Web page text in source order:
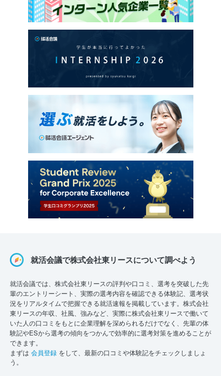
就活会議で株式会社東リースについて調べよう
就活会議では、株式会社東リースの評判や口コミ、選考を突破した先
輩のエントリーシート、実際の選考内容を確認できる体験記、選考状
況をリアルタイムで把握できる就活速報を掲載しています。株式会社
東リースの年収、社風、強みなど、実際に株式会社東リースで働いて
いた人の口コミをもとに企業理解を深められるだけでなく、先輩の体
験記やESから選考の傾向をつかんで効率的に選考対策を進めることが
できます。
まずは 会員登録 をして、最新の口コミや体験記をチェックしましょ
う。